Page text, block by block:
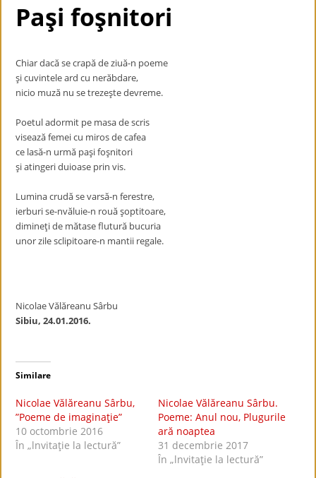
Paşi foşnitori
Chiar dacă se crapă de ziuă-n poeme
şi cuvintele ard cu nerăbdare,
nicio muză nu se trezeşte devreme.
Poetul adormit pe masa de scris
visează femei cu miros de cafea
ce lasă-n urmă paşi foşnitori
şi atingeri duioase prin vis.
Lumina crudă se varsă-n ferestre,
ierburi se-nvăluie-n rouă şoptitoare,
dimineţi de mătase flutură bucuria
unor zile sclipitoare-n mantii regale.
Nicolae Vălăreanu Sârbu
Sibiu, 24.01.2016.
Similare
Nicolae Vălăreanu Sârbu,
”Poeme de imaginaţie”
10 octombrie 2016
În „lnvitaţie la lectură”
Nicolae Vălăreanu Sârbu.
Poeme: Anul nou, Plugurile
ară noaptea
31 decembrie 2017
În „lnvitaţie la lectură”